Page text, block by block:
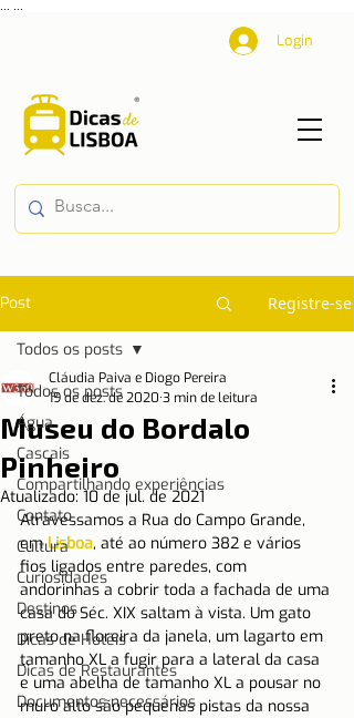
Login
Post Registre-se
Todos os posts
Água
Cascais
Compartilhando experiências
Contato
Cultura
Curiosidades
Destinos
Dicas de Hotéis
Dicas de Restaurantes
Documentos necessários
Todos os posts
Museu do Bordalo
Pinheiro
Cláudia Paiva e Diogo Pereira
19 de dez. de 2020 3 min de leitura
Atualizado:10 de jul. de 2021
Atravessamos a Rua do Campo Grande,
em Lisboa, até ao número 382 e vários
fios ligados entre paredes, com
andorinhas a cobrir toda a fachada de uma
casa do Séc. XIX saltam à vista. Um gato
preto na floreira da janela, um lagarto em
tamanho XL a fugir para a lateral da casa
e uma abelha de tamanho XL a pousar no
muro alto são pequenas pistas da nossa